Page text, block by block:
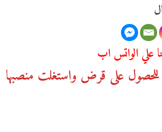
علي الواتس اب
على قرض واستغلت منصبها